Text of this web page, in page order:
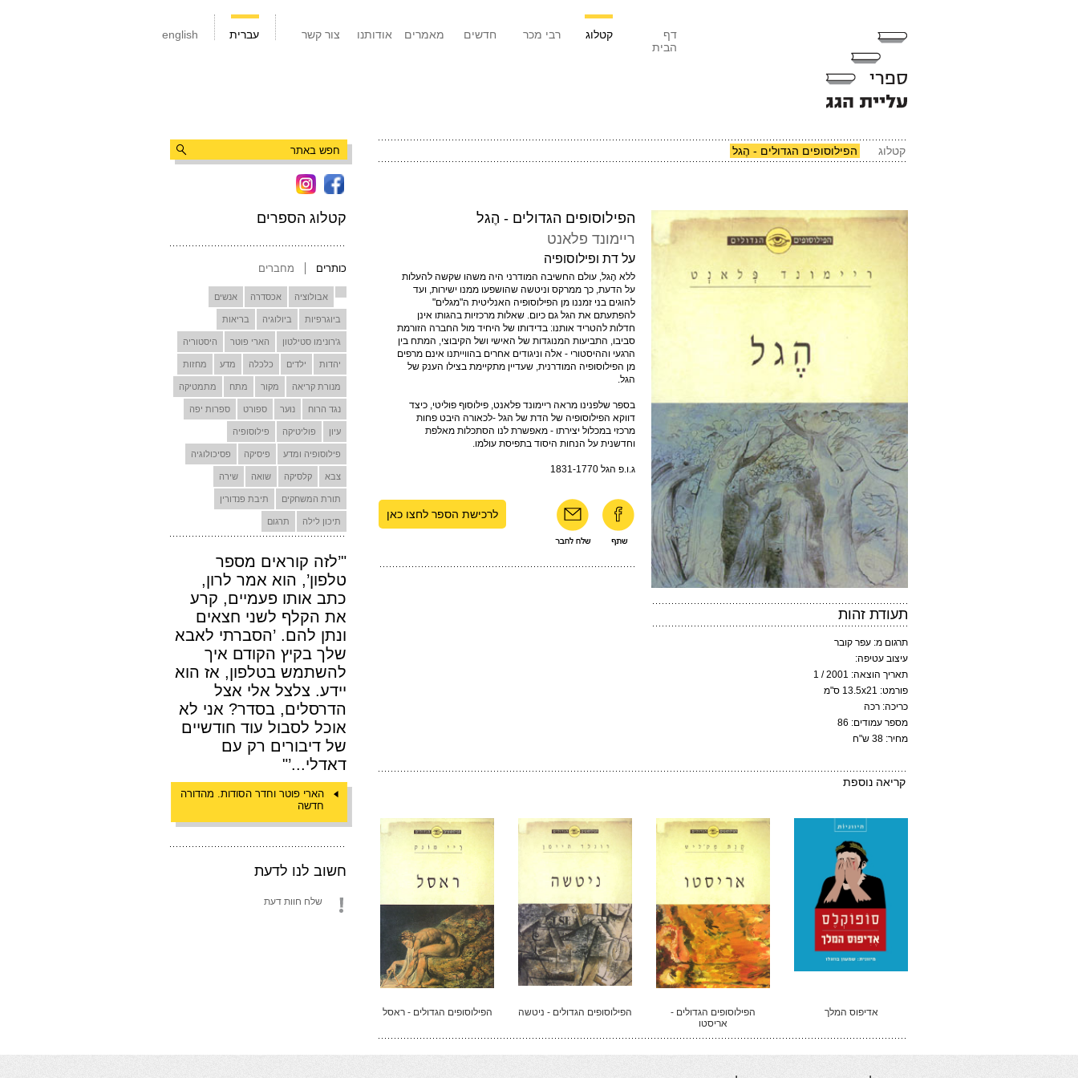
english עברית צור קשר אודותנו מאמרים חדשים רבי מכר קטלוג
דף
הבית
קטלוג הספרים
כותרים מחברים
אבולוציה אכסדרה אנשים
ביוגרפיות ביולוגיה בריאות
ג'רונימו סטילטון הארי פוטר היסטוריה
יהדות ילדים כלכלה מדע מחזות
מנורת קריאה מקור מתח מתמטיקה
נגד הרוח נוער ספורט ספרות יפה
עיון פוליטיקה פילוסופיה
פילוסופיה ומדע פיסיקה פסיכולוגיה
צבא קלסיקה שואה שירה
תורת המשחקים תיבת פנדורין
תיכון לילה תרגום
"’לזה קוראים מספר
טלפון’, הוא אמר לרון,
כתב אותו פעמיים, קרע
את הקלף לשני חצאים
ונתן להם. ’הסברתי לאבא
שלך בקיץ הקודם איך
להשתמש בטלפון, אז הוא
יידע. צלצל אלי אצל
הדרסלים, בסדר? אני לא
אוכל לסבול עוד חודשיים
של דיבורים רק עם
דאדלי...’"
הארי פוטר וחדר הסודות. מהדורה
חדשה
חשוב לנו לדעת
שלח חוות דעת
קטלוג הפילוסופים הגדולים - הֶגל
תעודת זהות
תרגום מ: עפר קובר
עיצוב עטיפה:
תאריך הוצאה: 2001 / 1
פורמט: 13.5x21 ס"מ
כריכה: רכה
מספר עמודים: 86
מחיר: 38 ש"ח
הפילוסופים הגדולים - הֶגל
ריימונד פלאנט
על דת ופילוסופיה
ללא הֶגל, עולם החשיבה המודרני היה משהו שקשה להעלות
על הדעת, כך ממרקס וניטשה שהושפעו ממנו ישירות, ועד
להוגים בני זמננו מן הפילוסופיה האנליטית ה"מגלים"
להפתעתם את הגל גם כיום. שאלות מרכזיות בהגותו אינן
חדלות להטריד אותנו: בדידותו של היחיד מול החברה הזורמת
סביבו, התביעות המנוגדות של האישי ושל הקיבוצי, המתח בין
הרגעי וההיסטורי - אלה וניגודים אחרים בהווייתנו אינם מרפים
מן הפילוסופיה המודרנית, שעדיין מתקיימת בצילו הענק של
הגל.
בספר שלפנינו מראה ריימונד פלאנט, פילוסוף פוליטי, כיצד
דווקא הפילוסופיה של הדת של הגל -לכאורה היבט פחות
מרכזי במכלול יצירתו - מאפשרת לנו הסתכלות מאלפת
וחדשנית על הנחות היסוד בתפיסת עולמו.
ג.ו.פ הגל 1831-1770
לרכישת הספר לחצו כאן
קריאה נוספת
אדיפוס המלך
הפילוסופים הגדולים -
אריסטו
הפילוסופים הגדולים - ניטשה הפילוסופים הגדולים - ראסל